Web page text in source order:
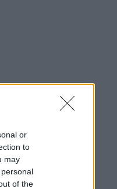
or
to
may
of the